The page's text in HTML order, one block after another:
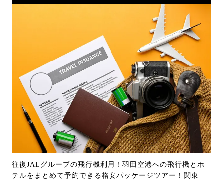
往復JALグループの飛行機利用！羽田空港への飛行機とホ
テルをまとめて予約できる格安パッケージツアー！関東